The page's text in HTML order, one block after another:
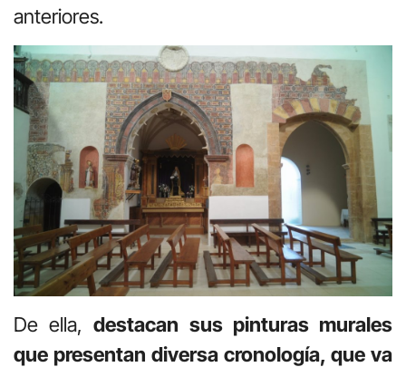
anteriores.
De ella,destacan sus pinturas murales
que presentan diversa cronología, que va